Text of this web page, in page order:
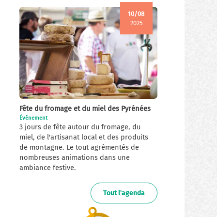
10/08
2025
Fête du fromage et du miel des Pyrénées
Évènement
3 jours de fête autour du fromage, du
miel, de l'artisanat local et des produits
de montagne. Le tout agrémentés de
nombreuses animations dans une
ambiance festive.
Tout l'agenda